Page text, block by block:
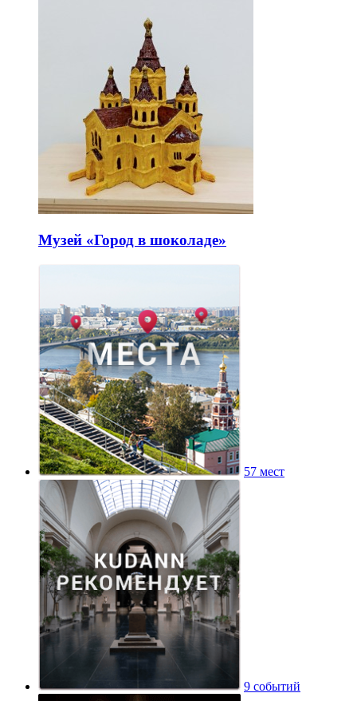
Музей «Город в шоколаде»
57 мест
9 событий